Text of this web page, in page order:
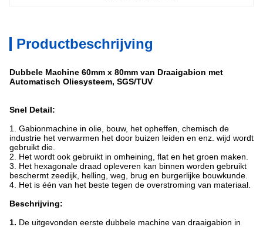
Productbeschrijving
Dubbele Machine 60mm x 80mm van Draaigabion met
Automatisch Oliesysteem, SGS/TUV
Snel Detail:
1. Gabionmachine in olie, bouw, het opheffen, chemisch de
industrie het verwarmen het door buizen leiden en enz. wijd wordt
gebruikt die.
2. Het wordt ook gebruikt in omheining, flat en het groen maken.
3. Het hexagonale draad opleveren kan binnen worden gebruikt
beschermt zeedijk, helling, weg, brug en burgerlijke bouwkunde.
4. Het is één van het beste tegen de overstroming van materiaal.
Beschrijving:
1. De uitgevonden eerste dubbele machine van draaigabion in